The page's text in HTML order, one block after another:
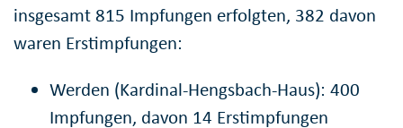
insgesamt 815 Impfungen erfolgten, 382 davon
waren Erstimpfungen:
Werden (Kardinal-Hengsbach-Haus): 400
Impfungen, davon 14 Erstimpfungen